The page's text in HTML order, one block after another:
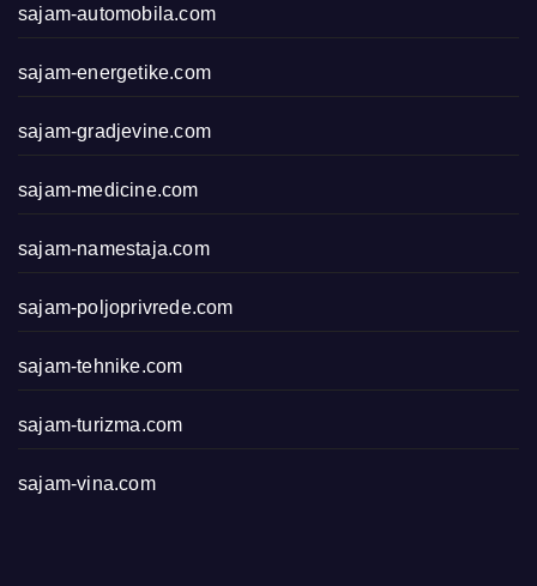
sajam-automobila.com
sajam-energetike.com
sajam-gradjevine.com
sajam-medicine.com
sajam-namestaja.com
sajam-poljoprivrede.com
sajam-tehnike.com
sajam-turizma.com
sajam-vina.com